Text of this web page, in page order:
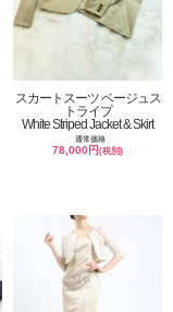
スカートスーツ ベージュス
トライプ
White Striped Jacket & Skirt
通常価格
78,000円(税別)